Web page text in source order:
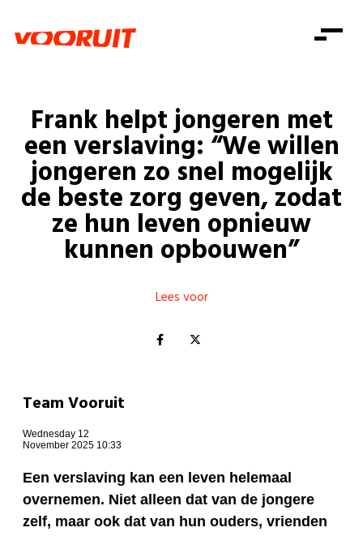
Zorg
Gelijke kansen
Welzijn
Consumentenbescherming
Pensioenen
Kinderen en jongeren
Onze mensen
Standpunten
Vacatures
Doe mee
Doe mee
Word lid
Mis niets
Shop
Login
Login
Doe mee
Frank helpt jongeren met
een verslaving: “We willen
jongeren zo snel mogelijk
de beste zorg geven, zodat
ze hun leven opnieuw
kunnen opbouwen”
Lees voor
Team Vooruit
Wednesday 12
November 2025 10:33
Een verslaving kan een leven helemaal
overnemen. Niet alleen dat van de jongere
zelf, maar ook dat van hun ouders, vrienden